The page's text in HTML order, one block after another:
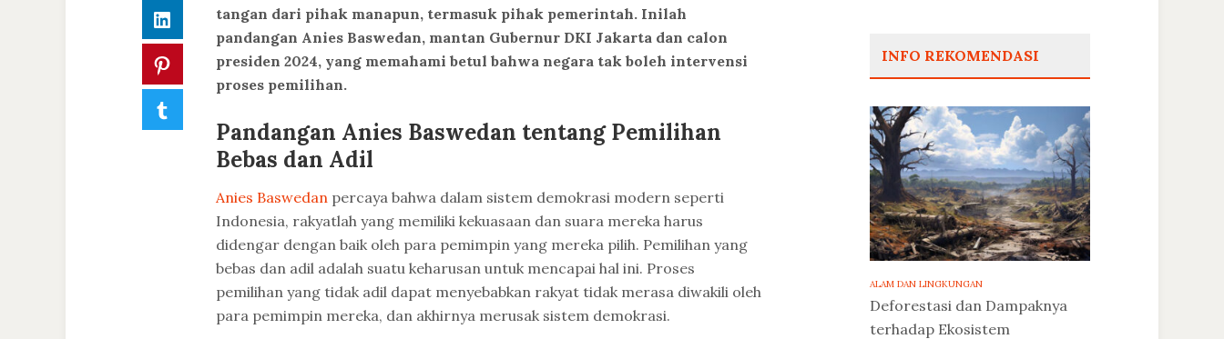
LinkedIn
Pinterest
tangan dari pihak manapun, termasuk pihak pemerintah. Inilah
pandangan Anies Baswedan, mantan Gubernur DKI Jakarta dan calon
presiden 2024, yang memahami betul bahwa negara tak boleh intervensi
proses pemilihan.
Pandangan Anies Baswedan tentang Pemilihan
Bebas dan Adil
Anies Baswedan percaya bahwa dalam sistem demokrasi modern seperti
Indonesia, rakyatlah yang memiliki kekuasaan dan suara mereka harus
didengar dengan baik oleh para pemimpin yang mereka pilih. Pemilihan yang
bebas dan adil adalah suatu keharusan untuk mencapai hal ini. Proses
pemilihan yang tidak adil dapat menyebabkan rakyat tidak merasa diwakili oleh
para pemimpin mereka, dan akhirnya merusak sistem demokrasi.
INFO REKOMENDASI
ALAM DAN LINGKUNGAN
Deforestasi dan Dampaknya
terhadap Ekosistem